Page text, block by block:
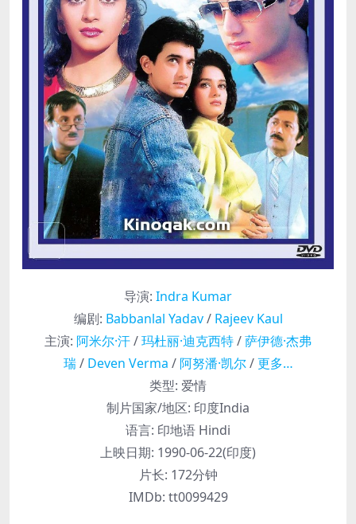
导演: Indra Kumar
编剧: Babbanlal Yadav/ Rajeev Kaul
主演: 阿米尔·汗/玛杜丽·迪克西特/萨伊德·杰弗
瑞/ Deven Verma / 阿努潘·凯尔/更多…
类型: 爱情
制片国家/地区: 印度India
语言: 印地语 Hindi
上映日期: 1990-06-22(印度)
片长: 172分钟
IMDb: tt0099429